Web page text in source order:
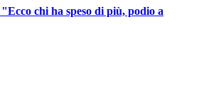
chi ha speso di più, podio a